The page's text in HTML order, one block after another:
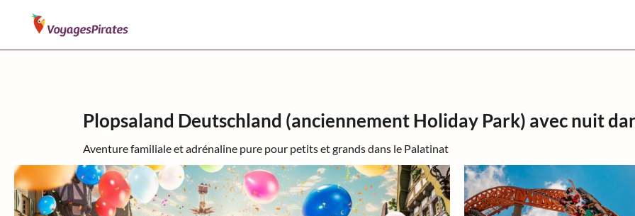
Plopsaland Deutschland (anciennement Holiday Park) avec nuit
Aventure familiale et adrénaline pure pour petits et grands dans le Palatinat